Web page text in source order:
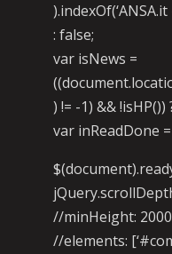
: false;
var isNews =
) != -1) &&
var inReadDone
//minHeight:
//elements: